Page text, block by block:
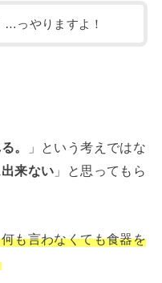
っやりますよ！
。
」という考えではな
来ない 」と思ってもら
も言わなくても食器を